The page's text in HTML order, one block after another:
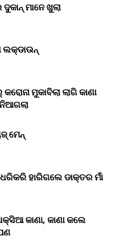
ମାନେ ଖୁଲା
ଲକ୍‌ଡାଉନ୍‌
ମୁକାବିଲା ଲାଗି କାଣା
ମେନ୍
ହାରିଗଲେ ଡାକ୍ତର ମାଁ
କାଣା, କାଣା କଲେ